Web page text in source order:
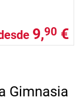
9,90 €
Gimnasia